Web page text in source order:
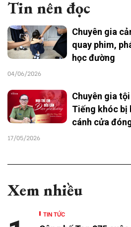
Tin nên đọc
Chuyên gia
quay phim,
học đường
04/06/2026
Chuyên gia
Tiếng khóc bị
cánh cửa
17/05/2026
Xem nhiều
TIN TỨC